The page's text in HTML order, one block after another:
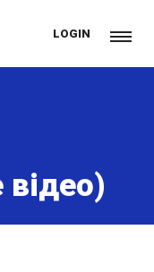
LOGIN
відео)